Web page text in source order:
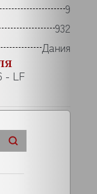
9
932
Дания
- LF